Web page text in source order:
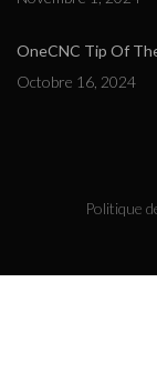
OneCNC Tip Of
Octobre 16, 2024
Politique